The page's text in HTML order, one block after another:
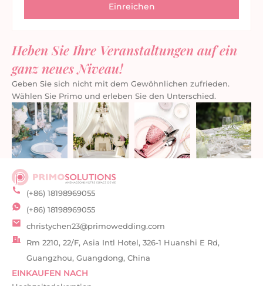
Heben Sie Ihre Veranstaltungen auf ein
ganz neues Niveau!
Geben Sie sich nicht mit dem Gewöhnlichen zufrieden.
Wählen Sie Primo und erleben Sie den Unterschied.
(+86) 18198969055
(+86) 18198969055
christychen23@primowedding.com
Rm 2210, 22/F, Asia Intl Hotel, 326-1 Huanshi E Rd,
Guangzhou, Guangdong, China
EINKAUFEN NACH